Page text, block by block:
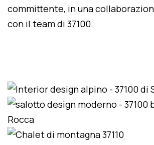
committente, in una
con il team di 37100.